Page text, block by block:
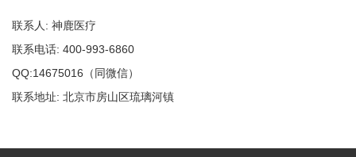
联系人: 神鹿医疗
联系电话: 400-993-6860
QQ:14675016（同微信）
联系地址: 北京市房山区琉璃河镇